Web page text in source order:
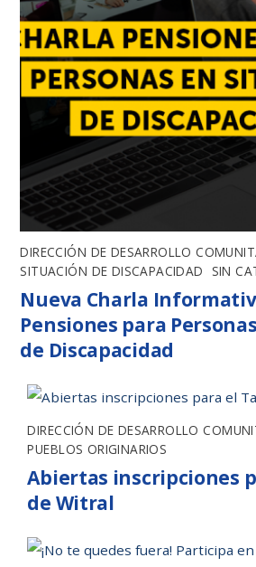
DIRECCIÓN DE DESARROLLO
SITUACIÓN DE DISCAPACIDAD
SIN
Nueva Charla
Pensiones para
de Discapacidad
DIRECCIÓN DE DESARROLLO
PUEBLOS ORIGINARIOS
Abiertas inscripciones
de Witral